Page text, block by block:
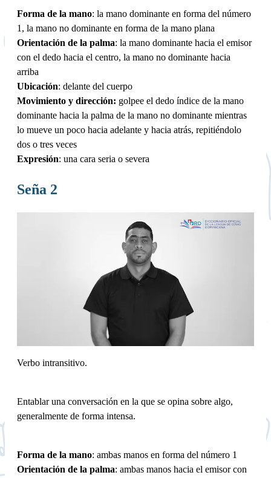
Forma de la mano: la mano dominante en forma del número
1, la mano no dominante en forma de la mano plana
Orientación de la palma: la mano dominante hacia el emisor
con el dedo hacia el centro, la mano no dominante hacia
arriba
Ubicación: delante del cuerpo
Movimiento y dirección: golpee el dedo índice de la mano
dominante hacia la palma de la mano no dominante mientras
lo mueve un poco hacia adelante y hacia atrás, repitiéndolo
dos o tres veces
Expresión: una cara seria o severa
Seña 2
Verbo intransitivo.
Entablar una conversación en la que se opina sobre algo,
generalmente de forma intensa.
Forma de la mano: ambas manos en forma del número 1
Orientación de la palma: ambas manos hacia el emisor con